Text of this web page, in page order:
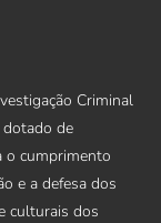
Criminal
dotado de
o cumprimento
e a defesa dos
culturais dos